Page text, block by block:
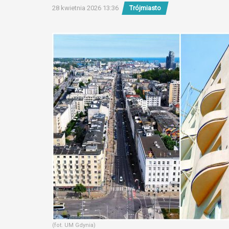
28 kwietnia 2026 13:36 Trójmiasto
(fot. UM Gdynia)